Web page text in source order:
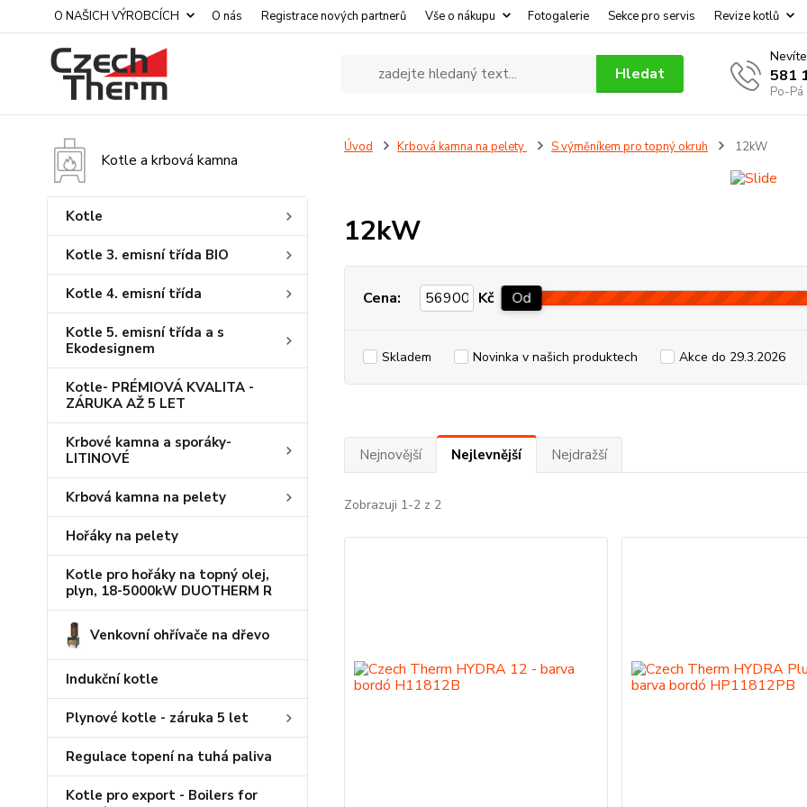
O NAŠICH VÝROBCÍCH O nás Registrace nových partnerů Vše o nákupu Fotogalerie Sekce pro servis Revize kotlů
Hledat 581
Po-
Kotle a krbová kamna
Kotle
Kotle 3. emisní třída BIO
Kotle 4. emisní třída
Kotle 5. emisní třída a s
Ekodesignem
Kotle- PRÉMIOVÁ KVALITA -
ZÁRUKA AŽ 5 LET
Krbové kamna a sporáky-
LITINOVÉ
Krbová kamna na pelety
Hořáky na pelety
Kotle pro hořáky na topný olej,
plyn, 18-5000kW DUOTHERM R
Venkovní ohřívače na dřevo
Indukční kotle
Plynové kotle - záruka 5 let
Regulace topení na tuhá paliva
Kotle pro export - Boilers for
Úvod Krbová kamna na pelety S výměníkem pro topný okruh 12kW
12kW
Cena: Kč Od
Skladem Novinka v našich produktech Akce do 29.3.2026
Nejnovější Nejlevnější Nejdražší
Zobrazuji 1-2 z 2